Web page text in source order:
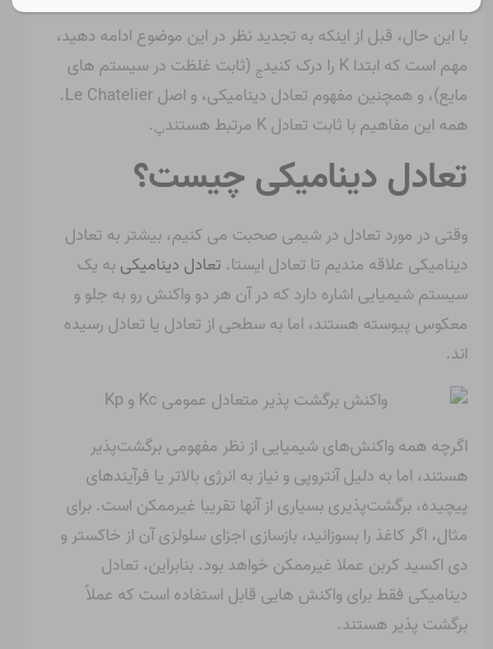
با این حال، قبل از اینکه به تجدید نظر در این موضوع ادامه دهید،
مهم است که ابتدا K را درک کنید
ج (ثابت غلظت در سیستم های
مایع)، و همچنین مفهوم تعادل دینامیکی، و اصل Le Chatelier.
همه این مفاهیم با ثابت تعادل K مرتبط هستند
پ.
تعادل دینامیکی چیست؟
وقتی در مورد تعادل در شیمی صحبت می کنیم، بیشتر به تعادل
دینامیکی علاقه مندیم تا تعادل ایستا. تعادل دینامیکی به یک
سیستم شیمیایی اشاره دارد که در آن هر دو واکنش رو به جلو و
معکوس پیوسته هستند، اما به سطحی از تعادل یا تعادل رسیده
اند.
اگرچه همه واکنش‌های شیمیایی از نظر مفهومی برگشت‌پذیر
هستند، اما به دلیل آنتروپی و نیاز به انرژی بالاتر یا فرآیندهای
پیچیده، برگشت‌پذیری بسیاری از آنها تقریبا غیرممکن است. برای
مثال، اگر کاغذ را بسوزانید، بازسازی اجزای سلولزی آن از خاکستر و
دی اکسید کربن عملا غیرممکن خواهد بود. بنابراین، تعادل
دینامیکی فقط برای واکنش هایی قابل استفاده است که عملاً
برگشت پذیر هستند.